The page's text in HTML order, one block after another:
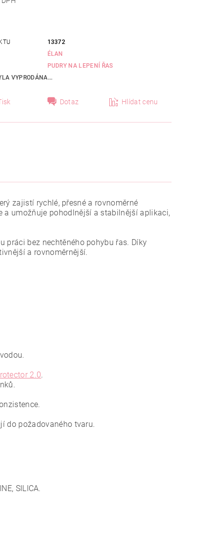
13372
ÉLAN
PUDRY NA LEPENÍ ŘAS
VYPRODÁNA...
Dotaz Hlídat cenu
zajistí rychlé, přesné a rovnoměrné
a umožňuje pohodlnější a stabilnější aplikaci,
práci bez nechtěného pohybu řas. Díky
a rovnoměrnější.
2.0.
do požadovaného tvaru.
SILICA.